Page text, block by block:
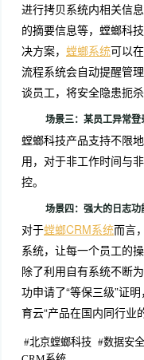
进行拷贝系统内相关信
的摘要信息等，螳螂科
决方案， 螳螂系统可以
流程系统会自动提醒管
谈员工，将安全隐患扼杀
场景三：某员工异常登
螳螂科技产品支持不限
用，对于非工作时间与
控。
场景四：强大的日志功
对于螳螂CRM系统而言
系统，让每一个员工的
除了利用自有系统不断
功申请了“等保三级”证
育云“产品在国内同行业
#北京螳螂科技 #数据安全